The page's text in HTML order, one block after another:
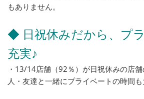
もありません。
◆ 日祝休みだから、プ
充実♪
・13/14店舗（92％）が日祝休みの店
人・友達と一緒にプライベートの時間も